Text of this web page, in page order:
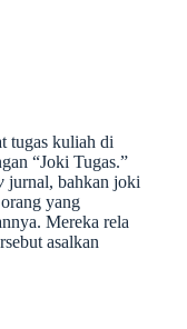
tugas kuliah di
“Joki Tugas.”
jurnal, bahkan joki
yang
Mereka rela
asalkan